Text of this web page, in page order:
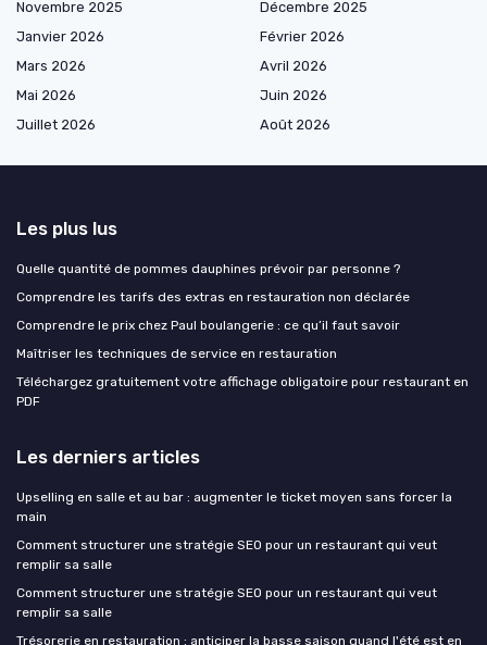
Novembre 2025
Décembre 2025
Janvier 2026
Février 2026
Mars 2026
Avril 2026
Mai 2026
Juin 2026
Juillet 2026
Août 2026
Les plus lus
Quelle quantité de pommes dauphines prévoir par personne ?
Comprendre les tarifs des extras en restauration non déclarée
Comprendre le prix chez Paul boulangerie : ce qu’il faut savoir
Maîtriser les techniques de service en restauration
Téléchargez gratuitement votre affichage obligatoire pour restaurant en
PDF
Les derniers articles
Upselling en salle et au bar : augmenter le ticket moyen sans forcer la
main
Comment structurer une stratégie SEO pour un restaurant qui veut
remplir sa salle
Comment structurer une stratégie SEO pour un restaurant qui veut
remplir sa salle
Trésorerie en restauration : anticiper la basse saison quand l'été est en